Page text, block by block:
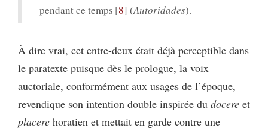
pendant ce temps 8 (Autoridades).
À dire vrai, cet entre-deux était déjà perceptible dans
le paratexte puisque dès le prologue, la voix
auctoriale, conformément aux usages de l’époque,
revendique son intention double inspirée du docere et
placere horatien et mettait en garde contre une